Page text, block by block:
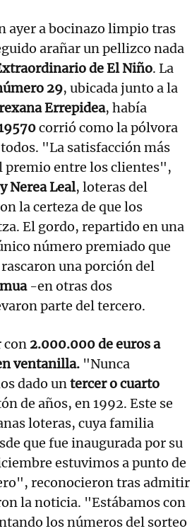
ayer a bocinazo limpio tras
arañar un pellizco nada
de El Niño. La
29, ubicada junto a la
Errepidea, había
corrió como la pólvora
"La satisfacción más
premio entre los clientes",
Nerea Leal, loteras del
la certeza de que los
El gordo, repartido en una
número premiado que
una porción del
-en otras dos
parte del tercero.
con 2.000.000 de euros a
ventanilla. "Nunca
dado untercer o cuarto
de años, en 1992. Este se
loteras, cuya familia
que fue inaugurada por su
estuvimos a punto de
reconocieron tras admitir
la noticia. "Estábamos con
los números del sorteo